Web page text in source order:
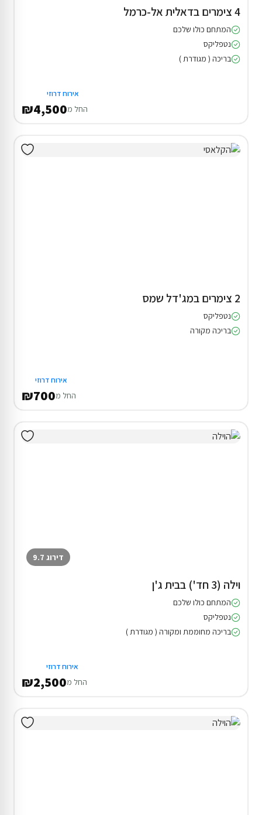
4 צימרים בדאלית אל-כרמל
המתחם כולו שלכם
נטפליקס
בריכה ( מגודרת )
אירוח דרוזי
החל מ₪4,500
2 צימרים במג'דל שמס
נטפליקס
בריכה מקורה
אירוח דרוזי
החל מ₪700
דירוג 9.7
וילה (3 חד') בבית ג'ן
המתחם כולו שלכם
נטפליקס
בריכה מחוממת ומקורה ( מגודרת )
אירוח דרוזי
החל מ₪2,500